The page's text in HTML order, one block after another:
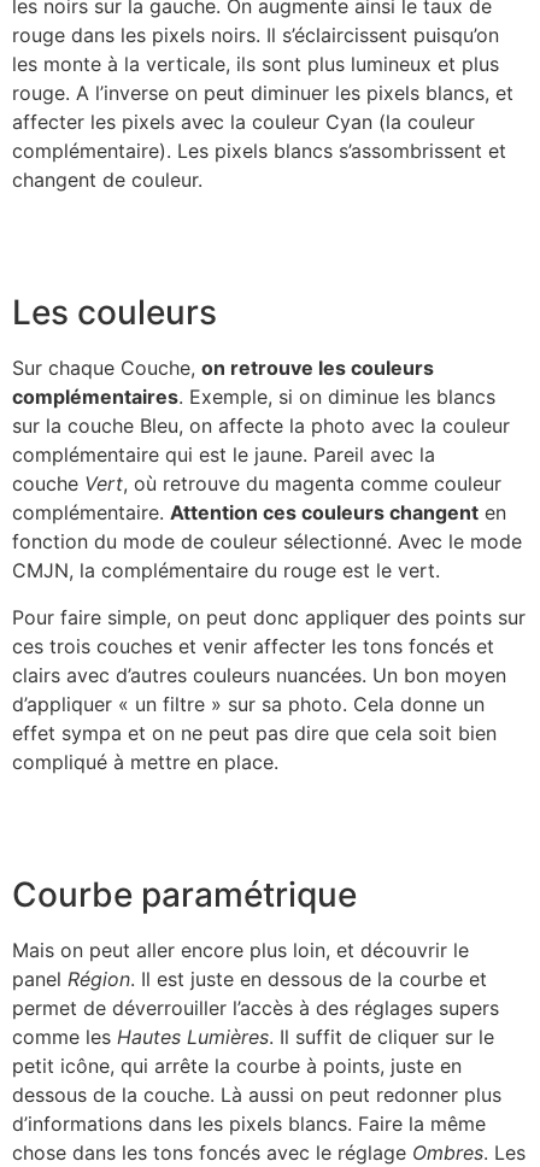
les noirs sur la gauche. On augmente ainsi le taux de
rouge dans les pixels noirs. Il s’éclaircissent puisqu’on
les monte à la verticale, ils sont plus lumineux et plus
rouge. A l’inverse on peut diminuer les pixels blancs, et
affecter les pixels avec la couleur Cyan (la couleur
complémentaire). Les pixels blancs s’assombrissent et
changent de couleur.
Les couleurs
Sur chaque Couche, on retrouve les couleurs
complémentaires. Exemple, si on diminue les blancs
sur la couche Bleu, on affecte la photo avec la couleur
complémentaire qui est le jaune. Pareil avec la
couche Vert, où retrouve du magenta comme couleur
complémentaire. Attention ces couleurs changent en
fonction du mode de couleur sélectionné. Avec le mode
CMJN, la complémentaire du rouge est le vert.
Pour faire simple, on peut donc appliquer des points sur
ces trois couches et venir affecter les tons foncés et
clairs avec d’autres couleurs nuancées. Un bon moyen
d’appliquer « un filtre » sur sa photo. Cela donne un
effet sympa et on ne peut pas dire que cela soit bien
compliqué à mettre en place.
Courbe paramétrique
Mais on peut aller encore plus loin, et découvrir le
panel Région. Il est juste en dessous de la courbe et
permet de déverrouiller l’accès à des réglages supers
comme les Hautes Lumières. Il suffit de cliquer sur le
petit icône, qui arrête la courbe à points, juste en
dessous de la couche. Là aussi on peut redonner plus
d’informations dans les pixels blancs. Faire la même
chose dans les tons foncés avec le réglage Ombres. Les